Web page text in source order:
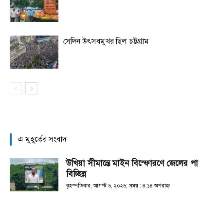
সেদিন উৎসবমুখর ছিল চট্টগ্রাম
এ মুহূর্তের সংবাদ
উখিয়া সীমান্তে মাইন বিস্ফোরণে জেলের পা
বিচ্ছিন্ন
বৃহস্পতিবার, আগস্ট ৬, ২০২৬; সময় : ৪:১৪ অপরাহ্ণ